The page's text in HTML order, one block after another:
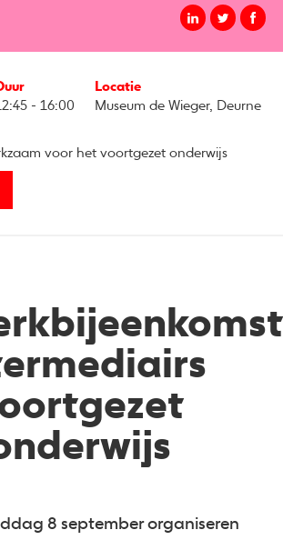
- 16:00
Locatie
Museum de Wieger, Deurne
voor het voortgezet onderwijs
8 september organiseren